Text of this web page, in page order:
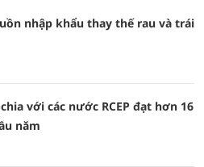
nhập khẩu thay thế rau và trái
với các nước RCEP đạt hơn 16
năm